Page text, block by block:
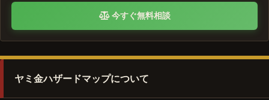
今すぐ無料相談
ヤミ金ハザードマップについて